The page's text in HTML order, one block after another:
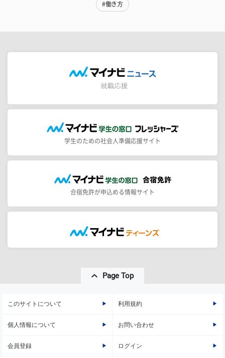
#働き方
学生のための社会人準備応援サイト
合宿免許が申込める情報サイト
Page Top
このサイトについて 利用規約
個人情報について お問い合わせ
会員登録 ログイン